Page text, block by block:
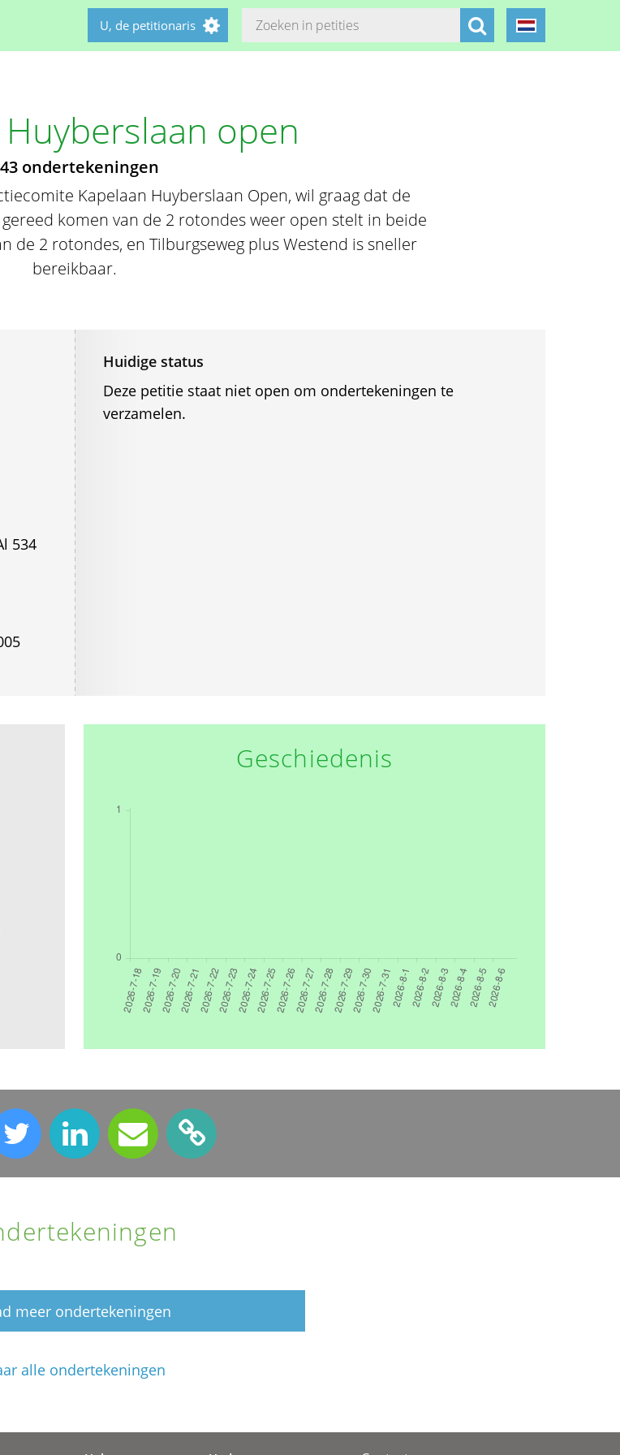
U, de petitionaris
open
ondertekeningen
Kapelaan Huyberslaan Open, wil graag dat de
komen van de 2 rotondes weer open stelt in beide
de 2 rotondes, en Tilburgseweg plus Westend is sneller
bereikbaar.
534
Huidige status
Deze petitie staat niet open om ondertekeningen te
verzamelen.
Geschiedenis
meer ondertekeningen
alle ondertekeningen